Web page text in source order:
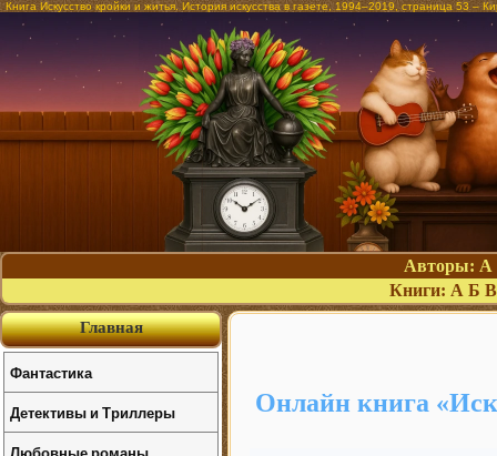
Книга Искусство кройки и житья. История искусства в газете, 1994–2019, страница 53 –
Авторы: А
Книги: А Б В
Онлайн книга
Главная
Фантастика
Детективы и Триллеры